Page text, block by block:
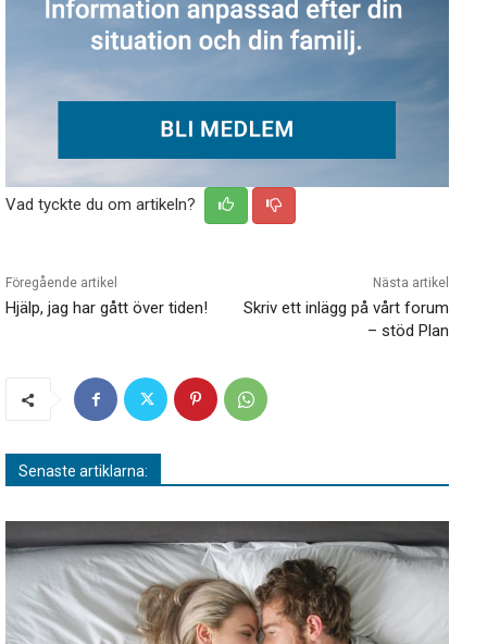
Vad tyckte du om artikeln?
Föregående artikel
Hjälp, jag har gått över tiden!
Nästa artikel
Skriv ett inlägg på vårt forum
– stöd Plan
Senaste artiklarna: